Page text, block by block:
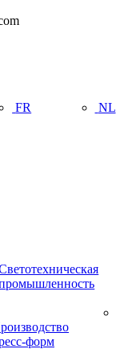
FR NL
форм